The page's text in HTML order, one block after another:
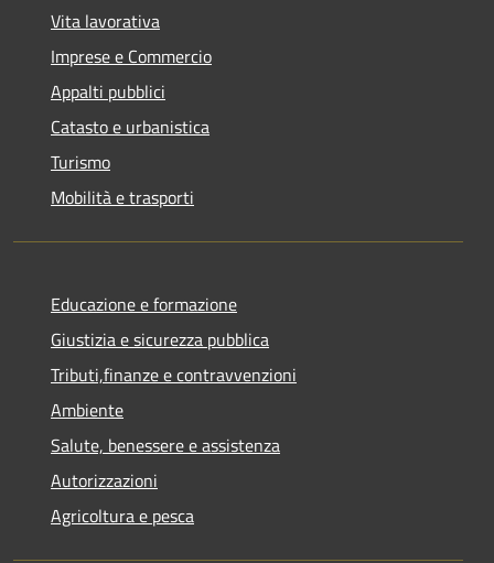
Vita lavorativa
Imprese e Commercio
Appalti pubblici
Catasto e urbanistica
Turismo
Mobilità e trasporti
Educazione e formazione
Giustizia e sicurezza pubblica
Tributi,finanze e contravvenzioni
Ambiente
Salute, benessere e assistenza
Autorizzazioni
Agricoltura e pesca